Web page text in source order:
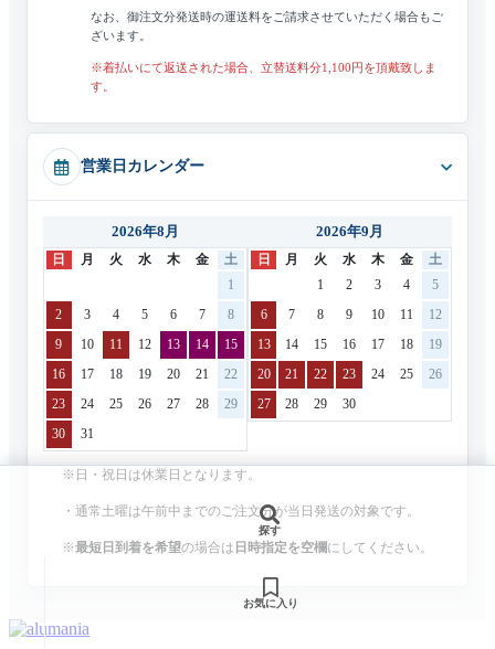
探す
お気に入り
なお、御注文分発送時の運送料をご請求させていただく場合もご
ざいます。
※着払いにて返送された場合、立替送料分1,100円を頂戴致しま
す。
営業日カレンダー
2026年8月
日 月 火 水 木 金
土
1
2 3 4 5 6 7 8
9 10 11 12 13 14 15
16 17 18 19 20 21 22
23 24 25 26 27 28 29
30 31
2026年9月
日 月 火 水 木 金
土
1
2 3 4 5
6 7 8 9 10 11 12
13 14 15 16 17 18 19
20 21 22 23 24 25 26
27 28 29 30
※日・祝日は休業日となります。
・通常土曜は午前中までのご注文分が当日発送の対象です。
※最短日到着を希望の場合は 日時指定を空欄にしてください。